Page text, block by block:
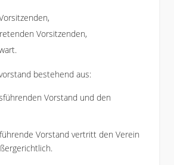
Vorsitzenden,
bestehend aus:
Vorstand und den
Vorstand vertritt den Verein